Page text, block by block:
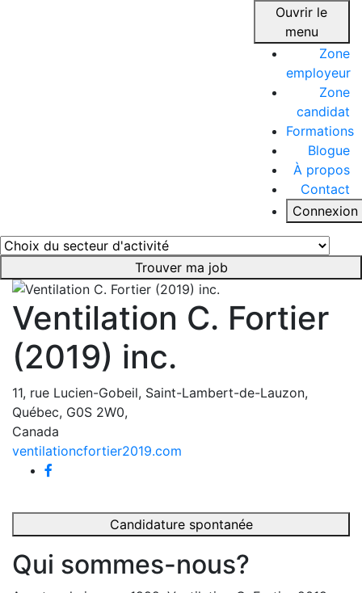
Ouvrir le
menu
Zone
employeur
Zone
candidat
Formations
Blogue
À propos
Contact
Connexion
Trouver ma job
Ventilation C. Fortier
(2019) inc.
11, rue Lucien-Gobeil, Saint-Lambert-de-Lauzon,
Québec, G0S 2W0,
Canada
ventilationcfortier2019.com
Candidature spontanée
Qui sommes-nous?